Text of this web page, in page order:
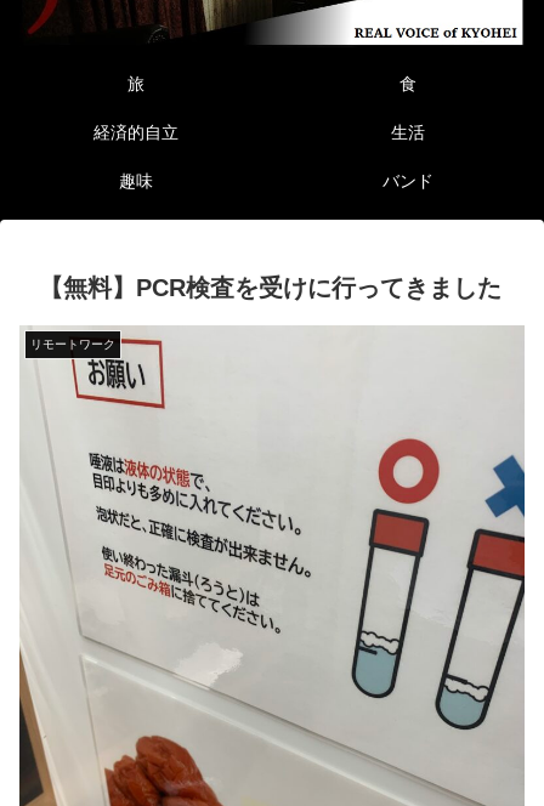
旅 食
経済的自立 生活
趣味 バンド
【無料】PCR検査を受けに行ってきました
リモートワーク